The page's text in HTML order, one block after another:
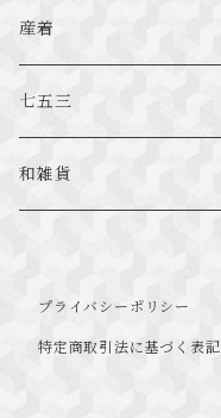
振袖小物
フォーマル用小物
カジュアル草履バッグ
カジュアル用小物
振袖用
フォーマル用
カジュアル用
産着
男の子
女の子
七五三
被布
和雑貨
プライバシーポリシー
特定商取引法に基づく表記